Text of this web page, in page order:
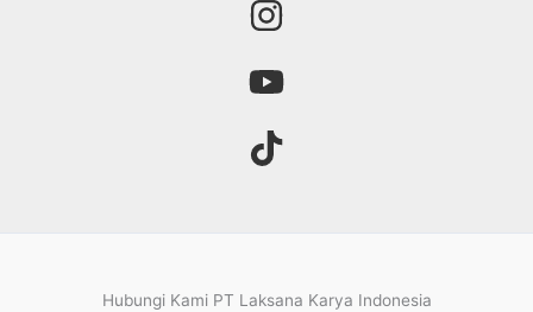
Hubungi Kami PT Laksana Karya Indonesia